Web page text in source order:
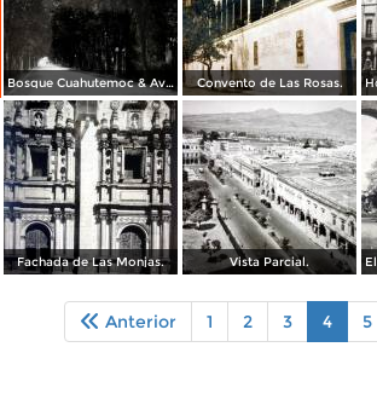
Bosque Cuahutemoc & Ave Justo Mendoza. Convento de Las Rosas.
Fachada de Las Monjas. Vista Parcial.
Anterior 1 2 3 4 5